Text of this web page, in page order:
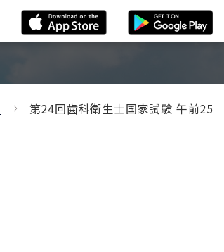
第24回歯科衛生士国家試験 午前25